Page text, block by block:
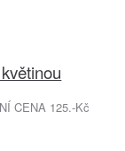
CENA 125.-Kč